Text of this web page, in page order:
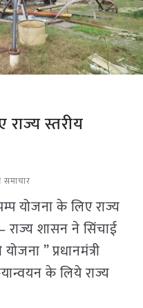
स्तरीय
समाचार
योजना के लिए राज्य
राज्य शासन ने सिंचाई
” प्रधानमंत्री
के लिये राज्य